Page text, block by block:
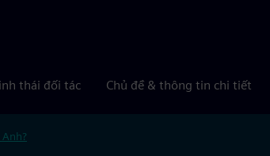
thái đối tác Chủ đề & thông tin chi tiết